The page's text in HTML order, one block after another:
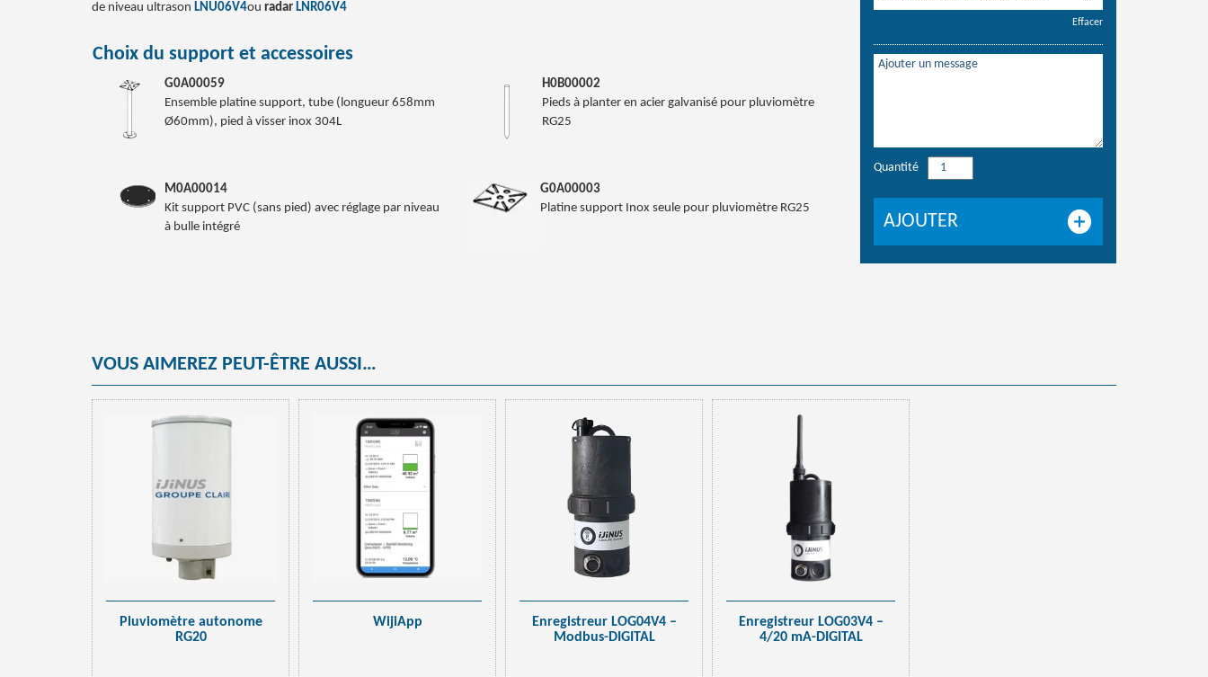
de niveau ultrason LNU06V4ou radar LNR06V4
Choix du support et accessoires
G0A00059
Ensemble platine support, tube (longueur 658mm
Ø60mm), pied à visser inox 304L
H0B00002
Pieds à planter en acier galvanisé pour pluviomètre
RG25
M0A00014
Kit support PVC (sans pied) avec réglage par niveau
à bulle intégré
G0A00003
Platine support Inox seule pour pluviomètre RG25
Effacer
Quantité
quantité
Location
pluviomètre
RG25
AJOUTER
VOUS AIMEREZ PEUT-ÊTRE AUSSI…
Pluviomètre autonome
RG20
WijiApp
Enregistreur LOG04V4 –
Modbus-DIGITAL
Enregistreur LOG03V4 –
4/20 mA-DIGITAL